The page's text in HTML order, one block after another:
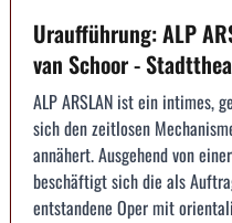
Uraufführung: ALP
van Schoor -
ALP ARSLAN ist ein intimes,
sich den zeitlosen
annähert. Ausgehend von
beschäftigt sich die als
entstandene Oper mit